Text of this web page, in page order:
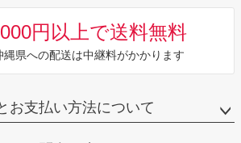
円以上で送料無料
県への配送は中継料がかかります
お支払い方法について